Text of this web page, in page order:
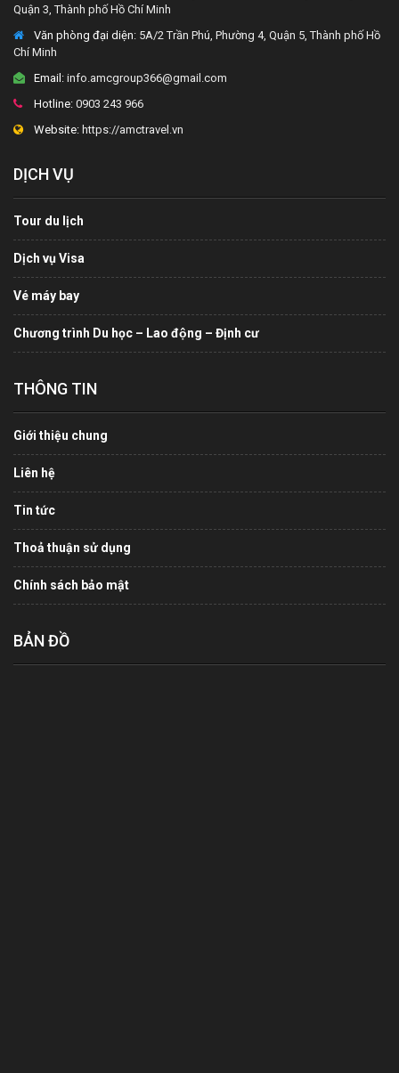
Quận 3, Thành phố Hồ Chí Minh
Văn phòng đại diện: 5A/2 Trần Phú, Phường 4, Quận 5, Thành phố Hồ
Chí Minh
Email: info.amcgroup366@gmail.com
Hotline: 0903 243 966
Website: https://amctravel.vn
DỊCH VỤ
Tour du lịch
Dịch vụ Visa
Vé máy bay
Chương trình Du học – Lao động – Định cư
THÔNG TIN
Giới thiệu chung
Liên hệ
Tin tức
Thoả thuận sử dụng
Chính sách bảo mật
BẢN ĐỒ